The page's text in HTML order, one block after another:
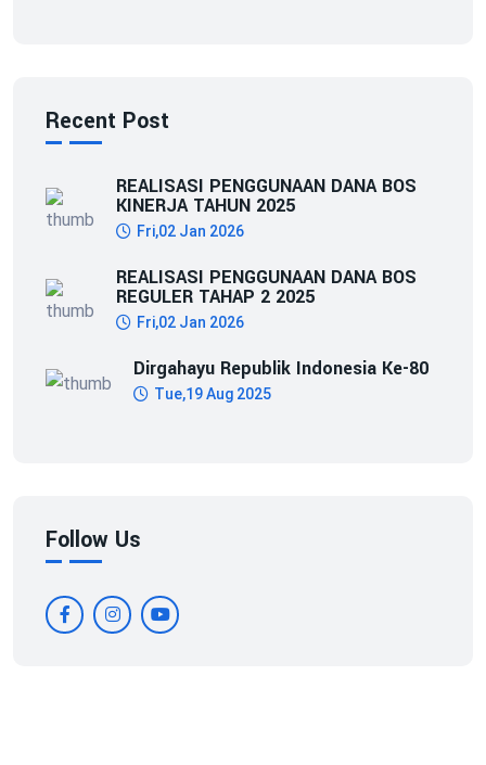
Recent Post
REALISASI PENGGUNAAN DANA BOS
KINERJA TAHUN 2025
Fri,02 Jan 2026
REALISASI PENGGUNAAN DANA BOS
REGULER TAHAP 2 2025
Fri,02 Jan 2026
Dirgahayu Republik Indonesia Ke-80
Tue,19 Aug 2025
Follow Us